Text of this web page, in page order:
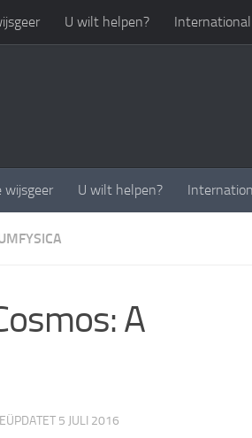
U wilt helpen?
wijsgeer U wilt helpen?
A
5 JULI 2016